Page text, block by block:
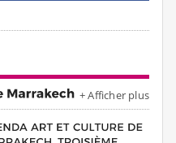
+ Afficher plus